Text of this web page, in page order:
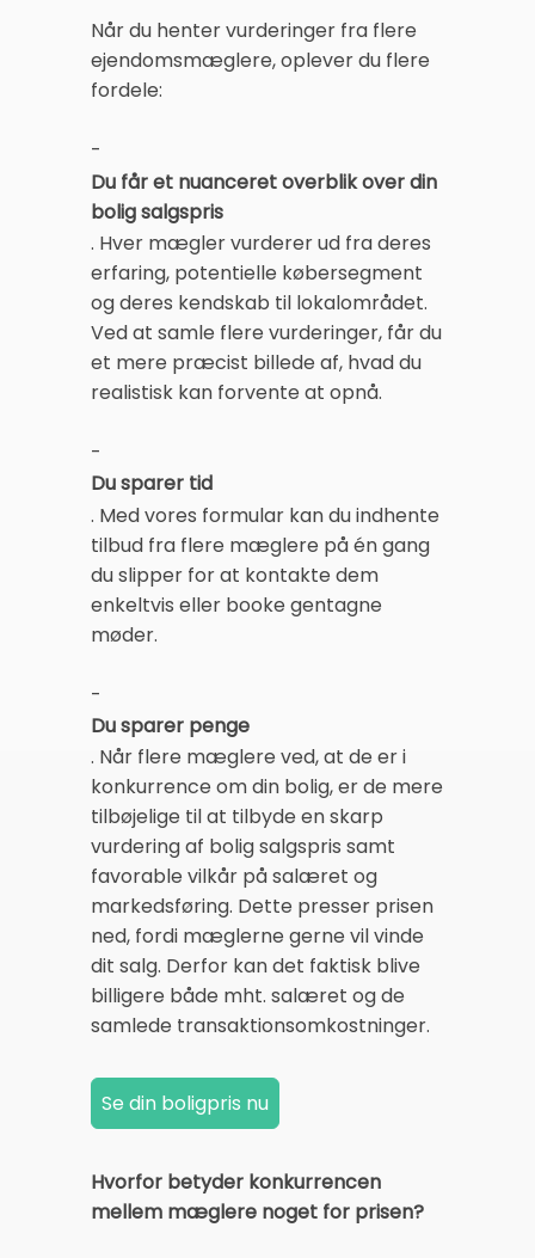
Når du henter vurderinger fra flere
ejendomsmæglere, oplever du flere
fordele:
-
Du får et nuanceret overblik over din
bolig salgspris
. Hver mægler vurderer ud fra deres
erfaring, potentielle købersegment
og deres kendskab til lokalområdet.
Ved at samle flere vurderinger, får du
et mere præcist billede af, hvad du
realistisk kan forvente at opnå.
-
Du sparer tid
. Med vores formular kan du indhente
tilbud fra flere mæglere på én gang
du slipper for at kontakte dem
enkeltvis eller booke gentagne
møder.
-
Du sparer penge
. Når flere mæglere ved, at de er i
konkurrence om din bolig, er de mere
tilbøjelige til at tilbyde en skarp
vurdering af bolig salgspris samt
favorable vilkår på salæret og
markedsføring. Dette presser prisen
ned, fordi mæglerne gerne vil vinde
dit salg. Derfor kan det faktisk blive
billigere både mht. salæret og de
samlede transaktionsomkostninger.
Hvorfor betyder konkurrencen
mellem mæglere noget for prisen?